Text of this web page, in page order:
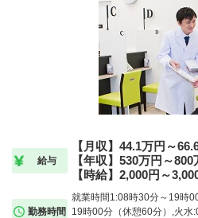
給与
【月収】44.1万円～
【年収】530万円～800
【時給】2,000円～
勤務時間
就業時間1:08時30分～19時
19時00分（休憩60分）,火